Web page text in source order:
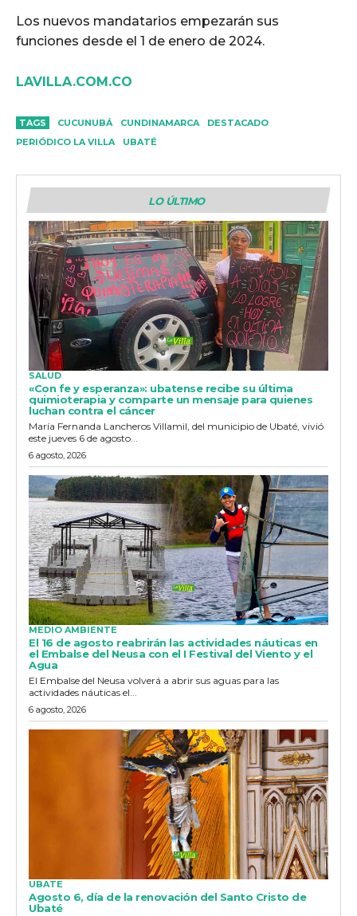
Los nuevos mandatarios empezarán sus
funciones desde el 1 de enero de 2024.
LAVILLA.COM.CO
TAGS CUCUNUBÁ CUNDINAMARCA
DESTACADO
PERIÓDICO LA VILLA
UBATÉ
LO ÚLTIMO
SALUD
«Con fe y esperanza»: ubatense recibe su última
quimioterapia y comparte un mensaje para quienes
luchan contra el cáncer
María Fernanda Lancheros Villamil, del municipio de Ubaté, vivió
este jueves 6 de agosto...
6 agosto, 2026
MEDIO AMBIENTE
El 16 de agosto reabrirán las actividades náuticas en
el Embalse del Neusa con el I Festival del Viento y el
Agua
El Embalse del Neusa volverá a abrir sus aguas para las
actividades náuticas el...
6 agosto, 2026
UBATE
Agosto 6, día de la renovación del Santo Cristo de
Ubaté